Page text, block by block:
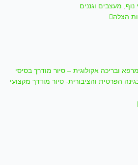
נוף, מעצבים וגננים
הצלה
ובריכה אקולוגית – סיור מודרך בסיסי
הפרטית והציבורית- סיור מודרך מקצועי